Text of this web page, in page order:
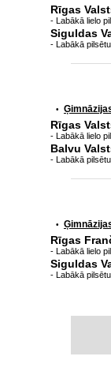
Rīgas
- Labākā lielo
Siguldas
- Labākā
•
Rīgas
- Labākā lielo
Balvu
- Labākā
•
Rīgas
- Labākā lielo
Siguldas
- Labākā